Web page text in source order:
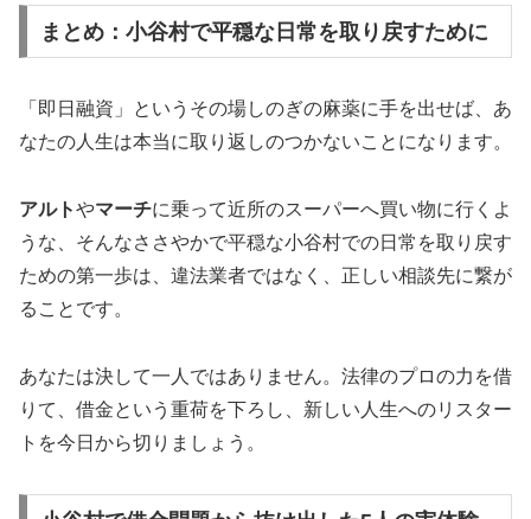
まとめ：小谷村で平穏な日常を取り戻すために
「即日融資」というその場しのぎの麻薬に手を出せば、あ
なたの人生は本当に取り返しのつかないことになります。
アルトやマーチに乗って近所のスーパーへ買い物に行くよ
うな、そんなささやかで平穏な小谷村での日常を取り戻す
ための第一歩は、違法業者ではなく、正しい相談先に繋が
ることです。
あなたは決して一人ではありません。法律のプロの力を借
りて、借金という重荷を下ろし、新しい人生へのリスター
トを今日から切りましょう。